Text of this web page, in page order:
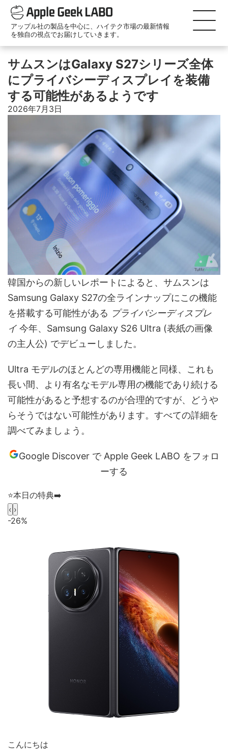
アップル社の製品を中心に、ハイテク市場の最新情報
を独自の視点でお届けしていきます。
サムスンはGalaxy S27シリーズ全体
にプライバシーディスプレイを装備
する可能性があるようです
2026年7月3日
韓国からの新しいレポートによると、サムスンは
Samsung Galaxy S27の全ラインナップにこの機能
を搭載する可能性がある プライバシーディスプレ
イ 今年、Samsung Galaxy S26 Ultra (表紙の画像
の主人公) でデビューしました。
Ultra モデルのほとんどの専用機能と同様、これも
長い間、より有名なモデル専用の機能であり続ける
可能性があると予想するのが合理的ですが、どうや
らそうではない可能性があります。すべての詳細を
調べてみましょう。
Google Discover で Apple Geek LABO をフォロ
ーする
⭐️本日の特典➡️
‹ ›
-26%
こんにちは